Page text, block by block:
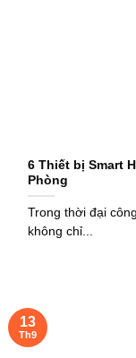
6 Thiết bị Smart
Phòng
Trong thời đại
không chỉ...
13
Th9